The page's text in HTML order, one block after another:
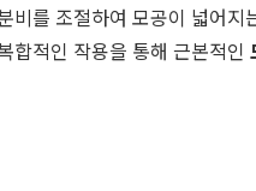
를 조절하여 모공이 넓어
합적인 작용을 통해 근본적인